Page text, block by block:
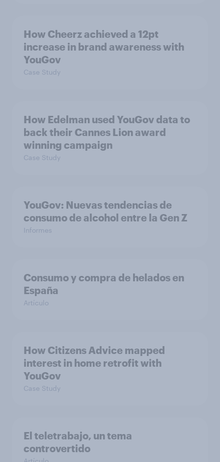
How Cheerz achieved a 12pt
increase in brand awareness with
YouGov
Case Study
How Edelman used YouGov data to
back their Cannes Lion award
winning campaign
Case Study
YouGov: Nuevas tendencias de
consumo de alcohol entre la Gen Z
Informes
Consumo y compra de helados en
España
Artículo
How Citizens Advice mapped
interest in home retrofit with
YouGov
Case Study
El teletrabajo, un tema
controvertido